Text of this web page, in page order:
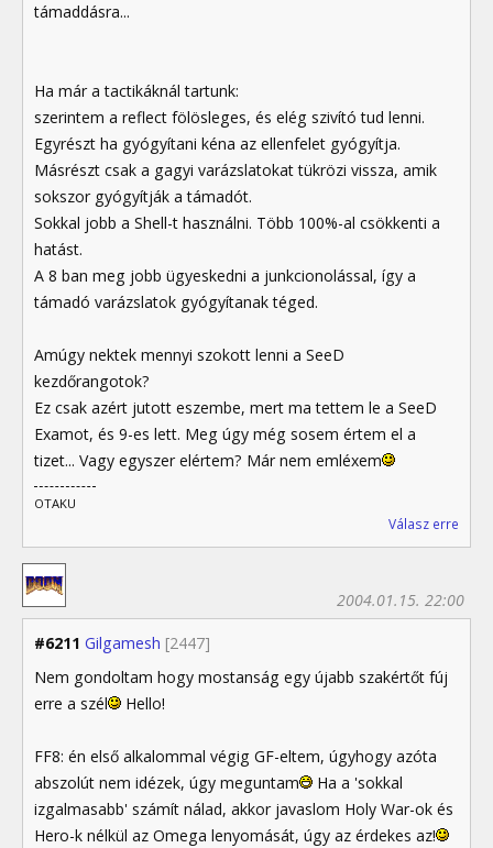
támaddásra...
Ha már a tactikáknál tartunk:
szerintem a reflect fölösleges, és elég szivító tud lenni.
Egyrészt ha gyógyítani kéna az ellenfelet gyógyítja.
Másrészt csak a gagyi varázslatokat tükrözi vissza, amik
sokszor gyógyítják a támadót.
Sokkal jobb a Shell-t használni. Több 100%-al csökkenti a
hatást.
A 8 ban meg jobb ügyeskedni a junkcionolással, így a
támadó varázslatok gyógyítanak téged.
Amúgy nektek mennyi szokott lenni a SeeD
kezdőrangotok?
Ez csak azért jutott eszembe, mert ma tettem le a SeeD
Examot, és 9-es lett. Meg úgy még sosem értem el a
tizet... Vagy egyszer elértem? Már nem emléxem
OTAKU
Válasz erre
#6211 Gilgamesh [2447]
2004.01.15. 22:00
Nem gondoltam hogy mostanság egy újabb szakértőt fúj
erre a szél
Hello!
FF8: én első alkalommal végig GF-eltem, úgyhogy azóta
abszolút nem idézek, úgy meguntam
Ha a 'sokkal
izgalmasabb' számít nálad, akkor javaslom Holy War-ok és
Hero-k nélkül az Omega lenyomását, úgy az érdekes az!